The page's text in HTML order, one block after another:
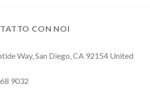
CON NOI
Way, San Diego, CA 92154 United
9032